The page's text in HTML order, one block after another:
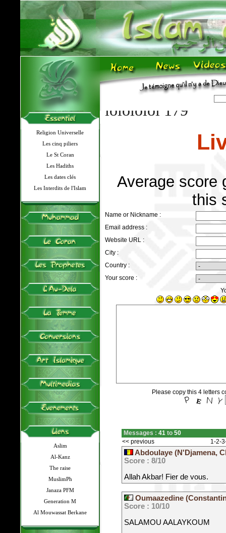
Religion Universelle
Les cinq piliers
Le St Coran
Les Hadiths
Les dates clés
Les Interdits de l'Islam
Aslim
Al-Kanz
The raise
MuslimPh
Janaza PFM
Generation M
Al Mouwassat Berkane
lolololol 179
Average score
this
Name or Nickname :
Email address :
Website URL :
City :
Country :
Your score :
Please copy this 4 letters
Messages : 41 to 50
<< previous
1 -2-3
Abdoulaye (N'Djamena,
Score : 8/10
Allah Akbar! Fier de vous.
Oumaazedine
Score : 10/10
SALAMOU AALAYKOUM